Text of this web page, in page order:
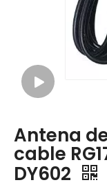
Antena
cable
DY602